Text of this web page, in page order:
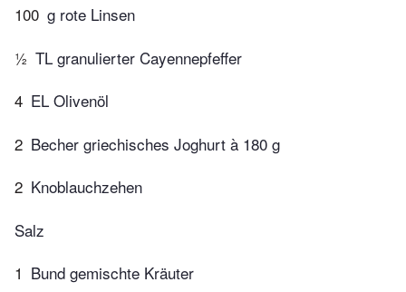
100 g rote Linsen
½ TL granulierter Cayennepfeffer
4 EL Olivenöl
2 Becher griechisches Joghurt à 180 g
2 Knoblauchzehen
Salz
1 Bund gemischte Kräuter